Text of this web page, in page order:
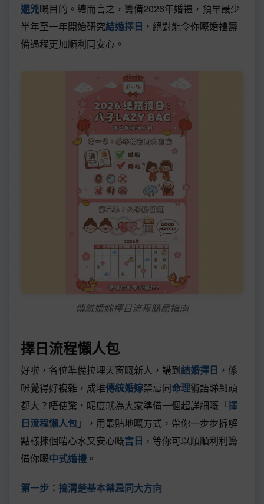
避兇嘅目的。總而言之，籌備2026年婚禮，預早最少
半年至一年開始研究結婚擇日 ，絕對能令你嘅婚禮籌
備過程更加順利同安心。
傳統婚嫁擇日流程簡易指南
擇日流程懶人包
好啦，各位準備拉埋天窗嘅新人，講到結婚擇日 ，係
咪覺得好複雜，成堆傳統婚嫁禁忌同命理術語睇到頭
都大？唔使驚，呢度就為大家準備一個超詳細嘅「擇
日流程懶人包」，用最貼地嘅方式，帶你一步步拆解
點樣揀個啱心水又安心嘅吉日 ，等你可以順順利利籌
備你嘅中式婚禮 。
第一步：搞清楚基本禁忌同大方向